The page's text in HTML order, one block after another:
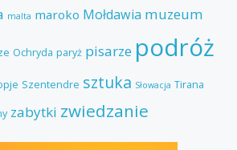
malta maroko Mołdawia muzeum
Ochryda paryż pisarze podróż
Szentendre sztuka Słowacja Tirana
zabytki zwiedzanie